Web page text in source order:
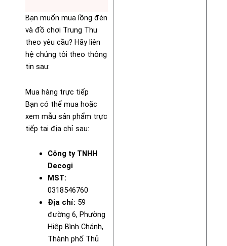
Bạn muốn mua lồng đèn
và đồ chơi Trung Thu
theo yêu cầu? Hãy liên
hệ chúng tôi theo thông
tin sau:
Mua hàng trực tiếp
Bạn có thể mua hoặc
xem mẫu sản phẩm trực
tiếp tại địa chỉ sau:
Công ty TNHH
Decogi
MST:
0318546760
Địa chỉ: 59
đường 6, Phường
Hiệp Bình Chánh,
Thành phố Thủ